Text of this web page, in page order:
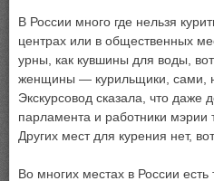
В России много где нельзя
центрах или в общественных
урны, как кувшины для воды,
женщины — курильщики, сами,
Экскурсовод сказала, что даже
парламента и работники мэрии
Других мест для курения нет,
Во многих местах в России